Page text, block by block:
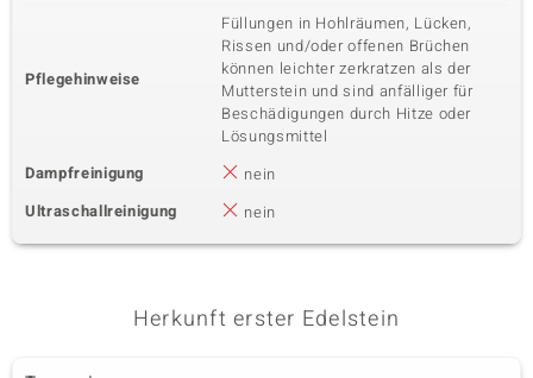
Pflegehinweise
Füllungen in Hohlräumen, Lücken,
Rissen und/oder offenen Brüchen
können leichter zerkratzen als der
Mutterstein und sind anfälliger für
Beschädigungen durch Hitze oder
Lösungsmittel
Dampfreinigung
nein
Ultraschallreinigung
nein
Herkunft erster Edelstein